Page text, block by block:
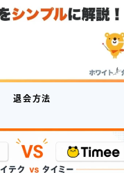
退会方法